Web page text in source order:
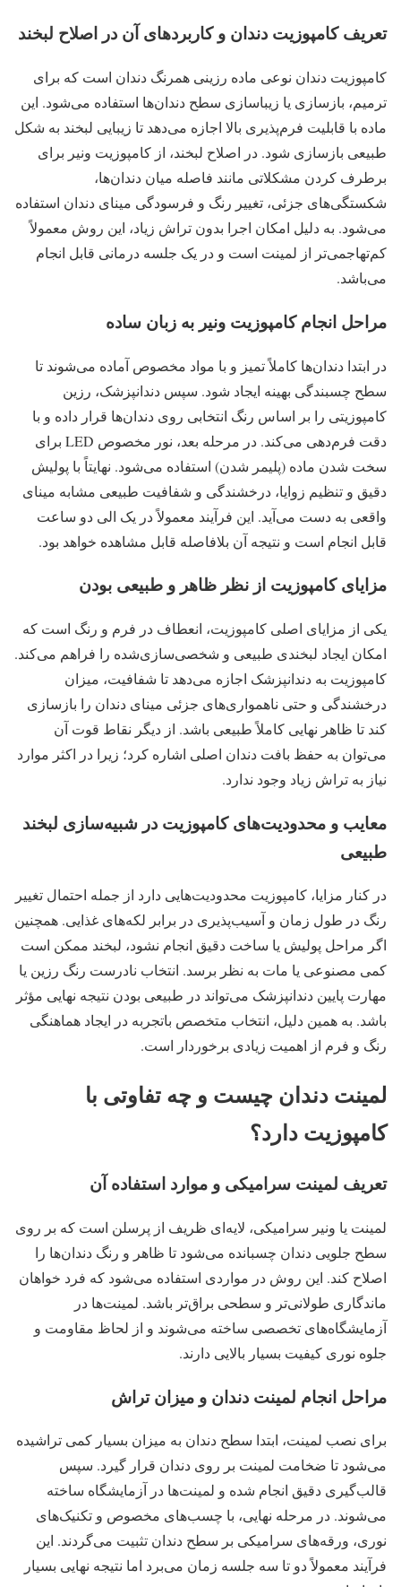
تعریف کامپوزیت دندان و کاربردهای آن در اصلاح لبخند
کامپوزیت دندان نوعی ماده رزینی همرنگ دندان است که برای
ترمیم، بازسازی یا زیباسازی سطح دندان‌ها استفاده می‌شود. این
ماده با قابلیت فرم‌پذیری بالا اجازه می‌دهد تا زیبایی لبخند به شکل
طبیعی بازسازی شود. در اصلاح لبخند، از کامپوزیت ونیر برای
برطرف کردن مشکلاتی مانند فاصله میان دندان‌ها،
شکستگی‌های جزئی، تغییر رنگ و فرسودگی مینای دندان استفاده
می‌شود. به دلیل امکان اجرا بدون تراش زیاد، این روش معمولاً
کم‌تهاجمی‌تر از لمینت است و در یک جلسه درمانی قابل انجام
می‌باشد.
مراحل انجام کامپوزیت ونیر به زبان ساده
در ابتدا دندان‌ها کاملاً تمیز و با مواد مخصوص آماده می‌شوند تا
سطح چسبندگی بهینه ایجاد شود. سپس دندانپزشک، رزین
کامپوزیتی را بر اساس رنگ انتخابی روی دندان‌ها قرار داده و با
دقت فرم‌دهی می‌کند. در مرحله بعد، نور مخصوص LED برای
سخت شدن ماده (پلیمر شدن) استفاده می‌شود. نهایتاً با پولیش
دقیق و تنظیم زوایا، درخشندگی و شفافیت طبیعی مشابه مینای
واقعی به دست می‌آید. این فرآیند معمولاً در یک الی دو ساعت
قابل انجام است و نتیجه آن بلافاصله قابل مشاهده خواهد بود.
مزایای کامپوزیت از نظر ظاهر و طبیعی بودن
یکی از مزایای اصلی کامپوزیت، انعطاف در فرم و رنگ است که
امکان ایجاد لبخندی طبیعی و شخصی‌سازی‌شده را فراهم می‌کند.
کامپوزیت به دندانپزشک اجازه می‌دهد تا شفافیت، میزان
درخشندگی و حتی ناهمواری‌های جزئی مینای دندان را بازسازی
کند تا ظاهر نهایی کاملاً طبیعی باشد. از دیگر نقاط قوت آن
می‌توان به حفظ بافت دندان اصلی اشاره کرد؛ زیرا در اکثر موارد
نیاز به تراش زیاد وجود ندارد.
معایب و محدودیت‌های کامپوزیت در شبیه‌سازی لبخند
طبیعی
در کنار مزایا، کامپوزیت محدودیت‌هایی دارد از جمله احتمال تغییر
رنگ در طول زمان و آسیب‌پذیری در برابر لکه‌های غذایی. همچنین
اگر مراحل پولیش یا ساخت دقیق انجام نشود، لبخند ممکن است
کمی مصنوعی یا مات به نظر برسد. انتخاب نادرست رنگ رزین یا
مهارت پایین دندانپزشک می‌تواند در طبیعی بودن نتیجه نهایی مؤثر
باشد. به همین دلیل، انتخاب متخصص باتجربه در ایجاد هماهنگی
رنگ و فرم از اهمیت زیادی برخوردار است.
لمینت دندان چیست و چه تفاوتی با
کامپوزیت دارد؟
تعریف لمینت سرامیکی و موارد استفاده آن
لمینت یا ونیر سرامیکی، لایه‌ای ظریف از پرسلن است که بر روی
سطح جلویی دندان چسبانده می‌شود تا ظاهر و رنگ دندان‌ها را
اصلاح کند. این روش در مواردی استفاده می‌شود که فرد خواهان
ماندگاری طولانی‌تر و سطحی براق‌تر باشد. لمینت‌ها در
آزمایشگاه‌های تخصصی ساخته می‌شوند و از لحاظ مقاومت و
جلوه نوری کیفیت بسیار بالایی دارند.
مراحل انجام لمینت دندان و میزان تراش
برای نصب لمینت، ابتدا سطح دندان به میزان بسیار کمی تراشیده
می‌شود تا ضخامت لمینت بر روی دندان قرار گیرد. سپس
قالب‌گیری دقیق انجام شده و لمینت‌ها در آزمایشگاه ساخته
می‌شوند. در مرحله نهایی، با چسب‌های مخصوص و تکنیک‌های
نوری، ورقه‌های سرامیکی بر سطح دندان تثبیت می‌گردند. این
فرآیند معمولاً دو تا سه جلسه زمان می‌برد اما نتیجه نهایی بسیار